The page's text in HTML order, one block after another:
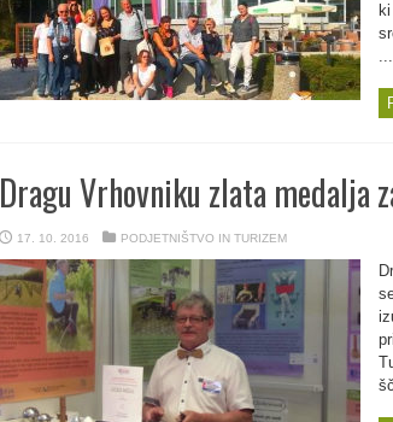
...
Dragu Vrhovniku zlata medalja
17. 10. 2016 PODJETNIŠTVO IN TURIZEM